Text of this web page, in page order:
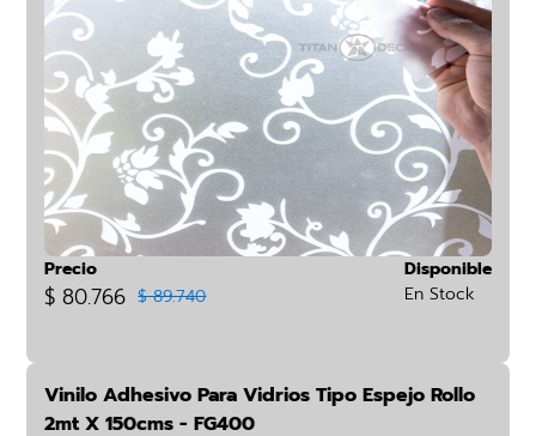
Precio
$ 80.766 $ 89.740
Disponible
En Stock
Vinilo Adhesivo Para Vidrios Tipo Espejo Rollo
2mt X 150cms - FG400